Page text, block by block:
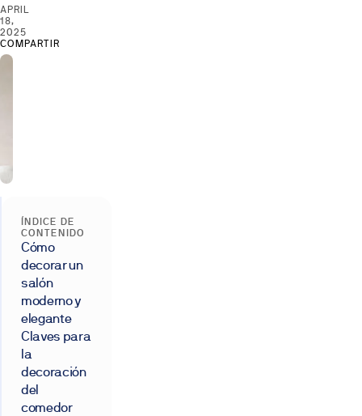
APRIL
18,
2025
COMPARTIR
ÍNDICE DE
CONTENIDO
Cómo
decorar un
salón
moderno y
elegante
Claves para
la
decoración
del
comedor